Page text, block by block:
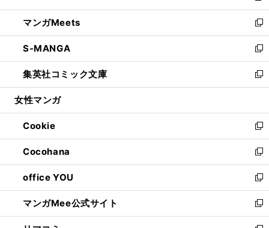
開
く
ウ
で
開
く
ン
ド
ウ
で
開
く
ウ
ィ
ン
ド
ウ
で
開
し
い
ウ
ィ
ン
ド
ウ
開
く
マンガMeets
新
し
い
ウ
ィ
ン
ウ
で
開
く
S-MANGA
新
し
い
ウ
ン
ド
ウ
で
開
く
集英社コミック文庫
新
し
ウ
ィ
ン
ド
ウ
で
開
く
女性マンガ
Cookie
新
し
い
ウ
ィ
ン
ド
ウ
Cocohana
新
し
い
ウ
ィ
ン
office YOU
新
し
い
ウ
マンガMee公式サイト
新
し